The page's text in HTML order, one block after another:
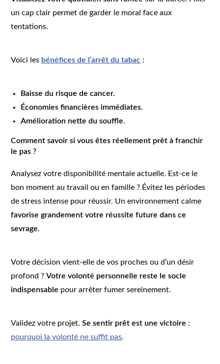
un cap clair permet de garder le moral face aux
tentations.
Voici les bénéfices de l’arrêt du tabac :
Baisse du risque de cancer.
Économies financières immédiates.
Amélioration nette du souffle.
Comment savoir si vous êtes réellement prêt à franchir
le pas ?
Analysez votre disponibilité mentale actuelle. Est-ce le
bon moment au travail ou en famille ? Évitez les périodes
de stress intense pour réussir. Un environnement calme
favorise grandement votre réussite future dans ce
sevrage.
Votre décision vient-elle de vos proches ou d’un désir
profond ?Votre volonté personnelle reste le socle
indispensable pour arrêter fumer sereinement.
Validez votre projet.Se sentir prêt est une victoire :
pourquoi la volonté ne suffit pas.